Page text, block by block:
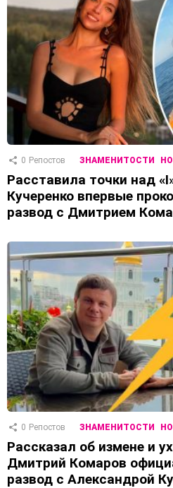
0 Репостов ЗНАМЕНИТОСТИ
Расставила точки над
Кучеренко впервые
развод с Дмитрием
0 Репостов ЗНАМЕНИТОСТИ
Рассказал об измене и
Дмитрий Комаров
развод с Александрой